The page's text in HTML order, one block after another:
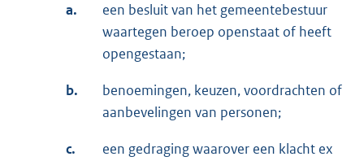
a.
een besluit van het gemeentebestuur
waartegen beroep openstaat of heeft
opengestaan;
b.
benoemingen, keuzen, voordrachten of
aanbevelingen van personen;
c.
een gedraging waarover een klacht ex